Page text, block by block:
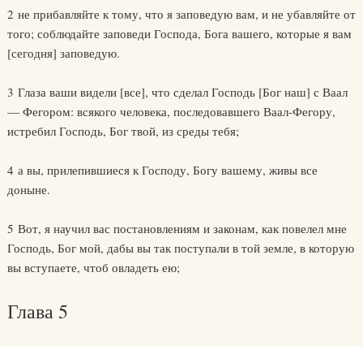
2 не прибавляйте к тому, что я заповедую вам, и не убавляйте от
того; соблюдайте заповеди Господа, Бога вашего, которые я вам
[сегодня] заповедую.
3 Глаза ваши видели [все], что сделал Господь [Бог наш] с Ваал
— Фегором: всякого человека, последовавшего Ваал-Фегору,
истребил Господь, Бог твой, из среды тебя;
4 а вы, прилепившиеся к Господу, Богу вашему, живы все
доныне.
5 Вот, я научил вас постановлениям и законам, как повелел мне
Господь, Бог мой, дабы вы так поступали в той земле, в которую
вы вступаете, чтоб овладеть ею;
Глава 5